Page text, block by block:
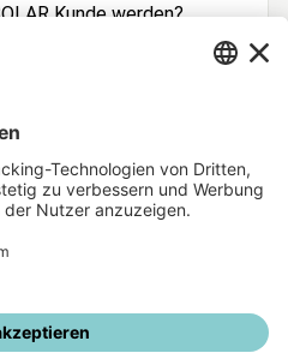
Kunde werden?